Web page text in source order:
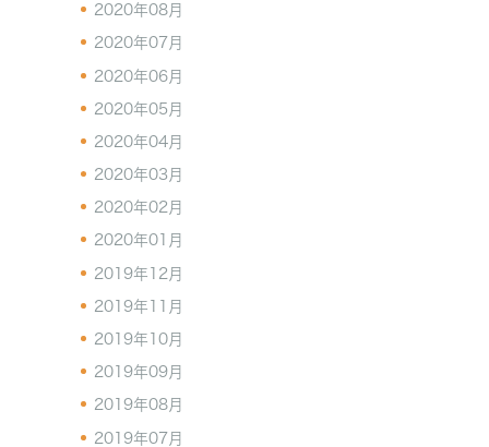
2020年08月
2020年07月
2020年06月
2020年05月
2020年04月
2020年03月
2020年02月
2020年01月
2019年12月
2019年11月
2019年10月
2019年09月
2019年08月
2019年07月